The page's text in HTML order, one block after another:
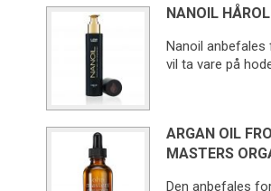
NANOIL
Nanoil
vil ta vare på
ARGAN OIL
MASTERS
Den anbefales